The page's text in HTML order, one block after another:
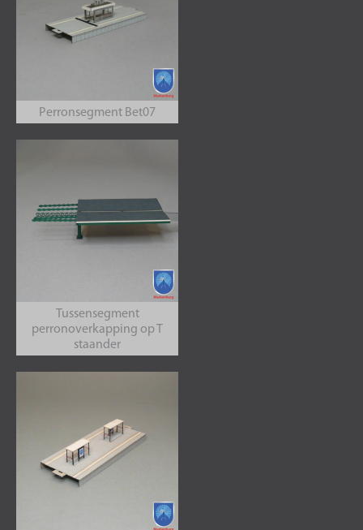
Perronsegment Bet07
Tussensegment
perronoverkapping op T
staander